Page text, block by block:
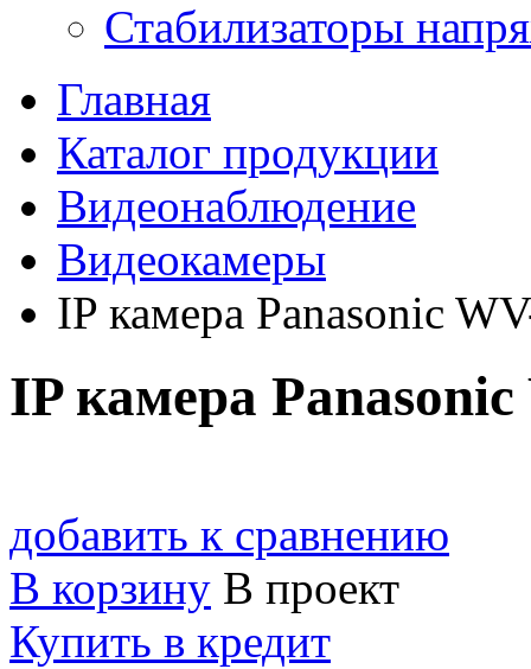
Стабилизаторы
Главная
Каталог продукции
Видеонаблюдение
Видеокамеры
IP камера Panasonic
IP камера
добавить к сравнению
В корзину В проект
Купить в кредит